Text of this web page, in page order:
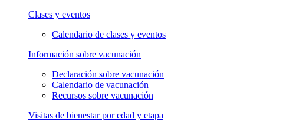
Clases y eventos
Calendario de clases y eventos
Información sobre vacunación
Declaración sobre vacunación
Calendario de vacunación
Recursos sobre vacunación
Visitas de bienestar por edad y etapa